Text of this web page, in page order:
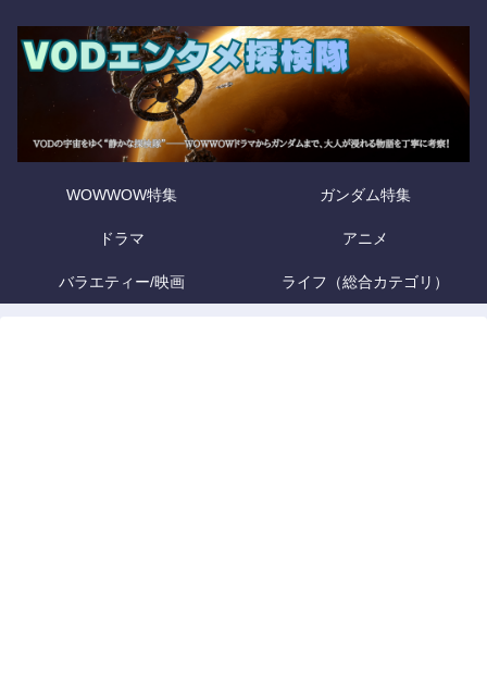
WOWWOW特集 ガンダム特集
ドラマ アニメ
バラエティー/映画 ライフ（総合カテゴリ）